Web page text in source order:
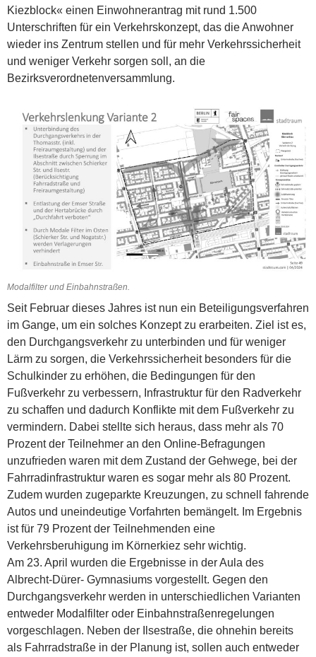
Kiezblock« einen Einwohnerantrag mit rund 1.500
Unterschriften für ein Verkehrskonzept, das die Anwohner
wieder ins Zentrum stellen und für mehr Verkehrssicherheit
und weniger Verkehr sorgen soll, an die
Bezirksverordnetenversammlung.
Modalfilter und Einbahnstraßen.
Seit Februar dieses Jahres ist nun ein Beteiligungsverfahren
im Gange, um ein solches Konzept zu erarbeiten. Ziel ist es,
den Durchgangsverkehr zu unterbinden und für weniger
Lärm zu sorgen, die Verkehrssicherheit besonders für die
Schulkinder zu erhöhen, die Bedingungen für den
Fußverkehr zu verbessern, Infrastruktur für den Radverkehr
zu schaffen und dadurch Konflikte mit dem Fußverkehr zu
vermindern. Dabei stellte sich heraus, dass mehr als 70
Prozent der Teilnehmer an den Online-Befragungen
unzufrieden waren mit dem Zustand der Gehwege, bei der
Fahrradinfrastruktur waren es sogar mehr als 80 Prozent.
Zudem wurden zugeparkte Kreuzungen, zu schnell fahrende
Autos und uneindeutige Vorfahrten bemängelt. Im Ergebnis
ist für 79 Prozent der Teilnehmenden eine
Verkehrsberuhigung im Körnerkiez sehr wichtig.
Am 23. April wurden die Ergebnisse in der Aula des
Albrecht-Dürer- Gymnasiums vorgestellt. Gegen den
Durchgangsverkehr werden in unterschiedlichen Varianten
entweder Modalfilter oder Einbahnstraßenregelungen
vorgeschlagen. Neben der Ilsestraße, die ohnehin bereits
als Fahrradstraße in der Planung ist, sollen auch entweder